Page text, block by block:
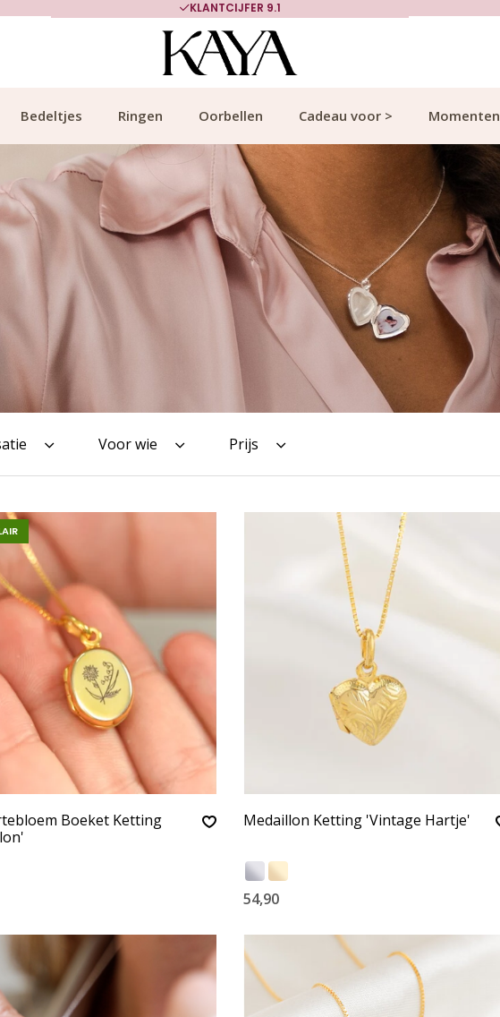
700.000+ TEVREDEN KLANTEN
Bedeltjes Ringen Oorbellen Cadeau voor > Momenten
Voor wie Prijs
Boeket Ketting
Medaillon Ketting 'Vintage Hartje'
54,90